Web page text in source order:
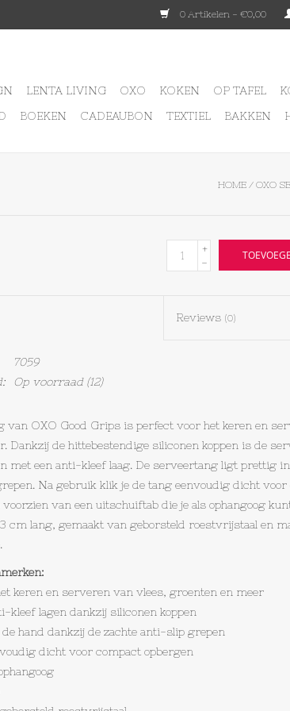
0 Artikelen - €0,00
LENTA LIVING OXO KOKEN OP TAFEL
BOEKEN CADEAUBON TEXTIEL BAKKEN
HOME / OXO
+
-
Reviews (0)
7059
Op voorraad(12)
van OXO Good Grips is perfect voor het keren en
Dankzij de hittebestendige siliconen koppen is de
met een anti-kleef laag. De serveertang ligt prettig
Na gebruik klik je de tang eenvoudig dicht voor
van een uitschuiftab die je als ophangoog
cm lang, gemaakt van geborsteld roestvrijstaal en
keren en serveren van vlees, groenten en meer
kleef lagen dankzij siliconen koppen
hand dankzij de zachte anti-slip grepen
dicht voor compact opbergen